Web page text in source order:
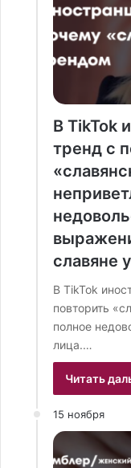
В TikTok
тренд с
славяне
В TikTok
повторить
полное
лица.…
Читать
15 ноября